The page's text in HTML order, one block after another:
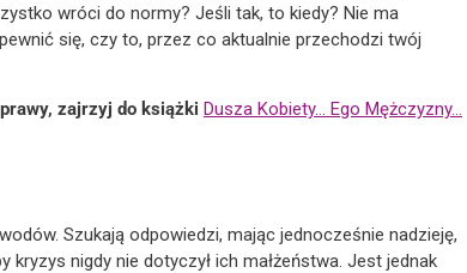
wróci do normy? Jeśli tak, to kiedy? Nie ma
się, czy to, przez co aktualnie przechodzi twój
zajrzyj do książki Dusza Kobiety… Ego Mężczyzny…
Szukają odpowiedzi, mając jednocześnie nadzieję,
kryzys nigdy nie dotyczył ich małżeństwa. Jest jednak